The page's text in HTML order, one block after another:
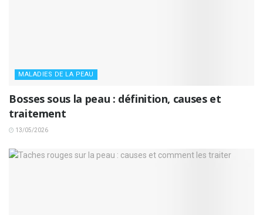
MALADIES DE LA PEAU
Bosses sous la peau : définition, causes et
traitement
13/05/2026